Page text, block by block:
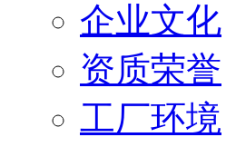
企业文化
资质荣誉
工厂环境